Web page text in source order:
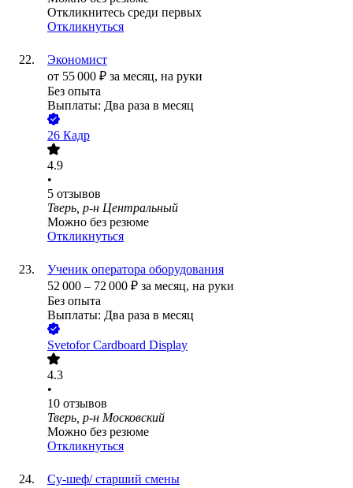
Откликнитесь среди первых
Откликнуться
Экономист
от 55 000 ₽ за месяц, на руки
Без опыта
Выплаты: Два раза в месяц
26 Кадр
4.9
•
5 отзывов
Тверь, р-н Центральный
Можно без резюме
Откликнуться
Ученик оператора оборудования
52 000 – 72 000 ₽ за месяц, на руки
Без опыта
Выплаты: Два раза в месяц
Svetofor Cardboard Display
4.3
•
10 отзывов
Тверь, р-н Московский
Можно без резюме
Откликнуться
Су-шеф/ старший смены